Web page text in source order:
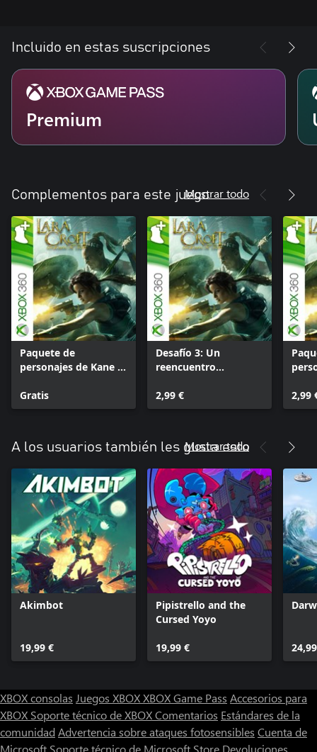
Incluido en estas suscripciones
Premium
Complementos para este juegoMostrar todo
Paquete de
personajes de Kane &
Gratis
Desafío 3: Un
reencuentro
2,99 €
2,99
A los usuarios también les gusta esto
Mostrar todo
Akimbot
19,99 €
Pipistrello and the
Cursed Yoyo
19,99 €
XBOX consolas Juegos XBOXXBOX Game Pass Accesorios para
XBOX Soporte técnico de XBOXComentarios Estándares de la
comunidad Advertencia sobre ataques fotosensibles Cuenta de